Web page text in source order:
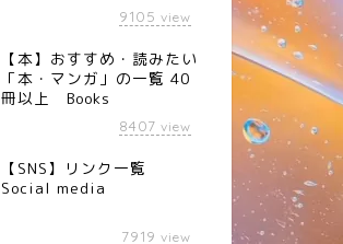
9105 view
【本】おすすめ・読みたい
「本・マンガ」の一覧 40
冊以上 Books
8407 view
【SNS】リンク一覧
Social media
7919 view